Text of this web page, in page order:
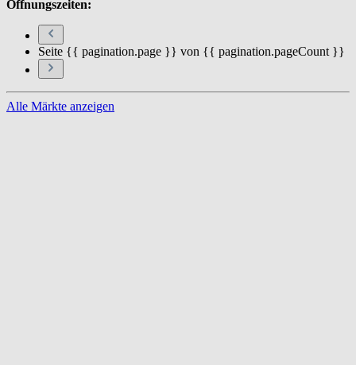
Öffnungszeiten:
Seite {{ pagination.page }} von {{ pagination.pageCount }}
Alle Märkte anzeigen